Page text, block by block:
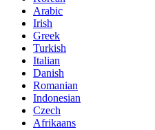
Arabic
Irish
Greek
Turkish
Italian
Danish
Romanian
Indonesian
Czech
Afrikaans